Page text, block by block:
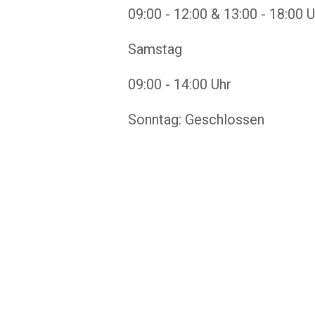
09:00 - 12:00 & 13:00 - 18:00
Samstag
09:00 - 14:00 Uhr
Sonntag: Geschlossen